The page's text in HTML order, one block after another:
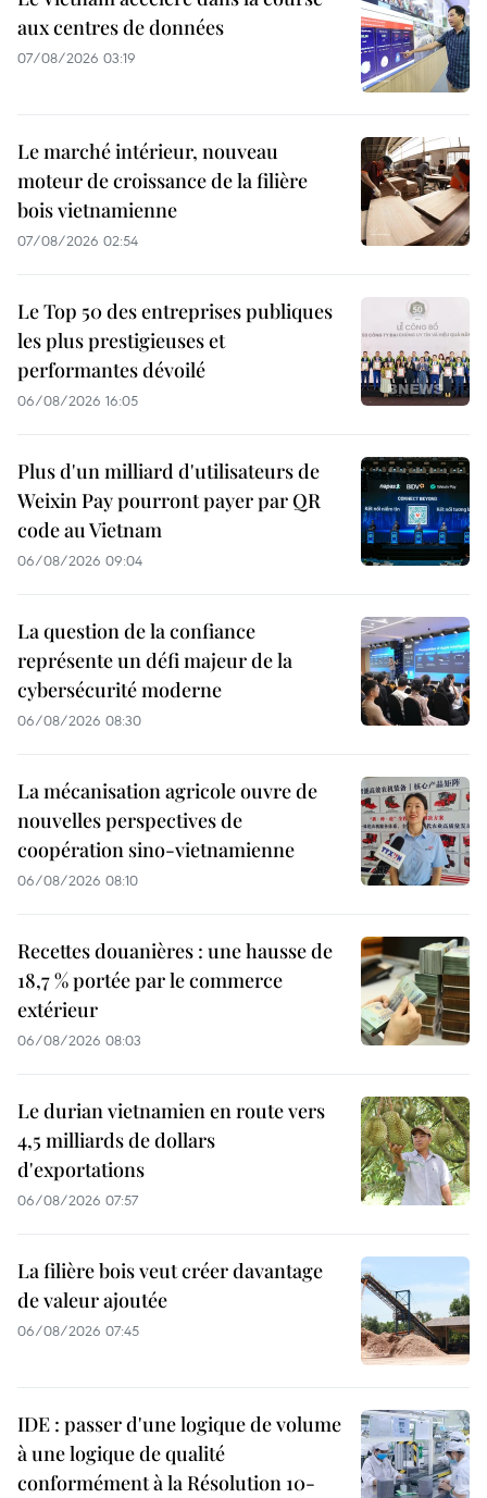
aux centres de données
07/08/2026 03:19
Le marché intérieur, nouveau
moteur de croissance de la filière
bois vietnamienne
07/08/2026 02:54
Le Top 50 des entreprises publiques
les plus prestigieuses et
performantes dévoilé
06/08/2026 16:05
Plus d'un milliard d'utilisateurs de
Weixin Pay pourront payer par QR
code au Vietnam
06/08/2026 09:04
La question de la confiance
représente un défi majeur de la
cybersécurité moderne
06/08/2026 08:30
La mécanisation agricole ouvre de
nouvelles perspectives de
coopération sino-vietnamienne
06/08/2026 08:10
Recettes douanières : une hausse de
18,7 % portée par le commerce
extérieur
06/08/2026 08:03
Le durian vietnamien en route vers
4,5 milliards de dollars
d'exportations
06/08/2026 07:57
La filière bois veut créer davantage
de valeur ajoutée
06/08/2026 07:45
IDE : passer d'une logique de volume
à une logique de qualité
conformément à la Résolution 10-